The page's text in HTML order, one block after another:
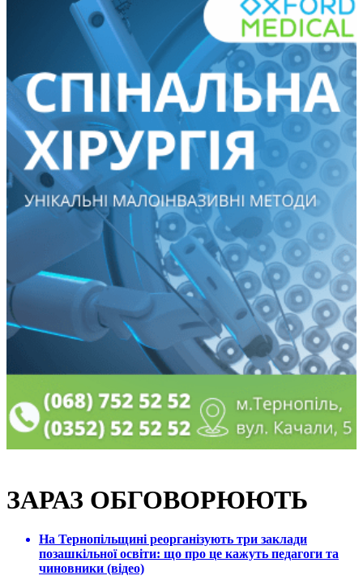
ЗАРАЗ ОБГОВОРЮЮТЬ
На Тернопільщині реорганізують три заклади
позашкільної освіти: що про це кажуть педагоги та
чиновники (відео)